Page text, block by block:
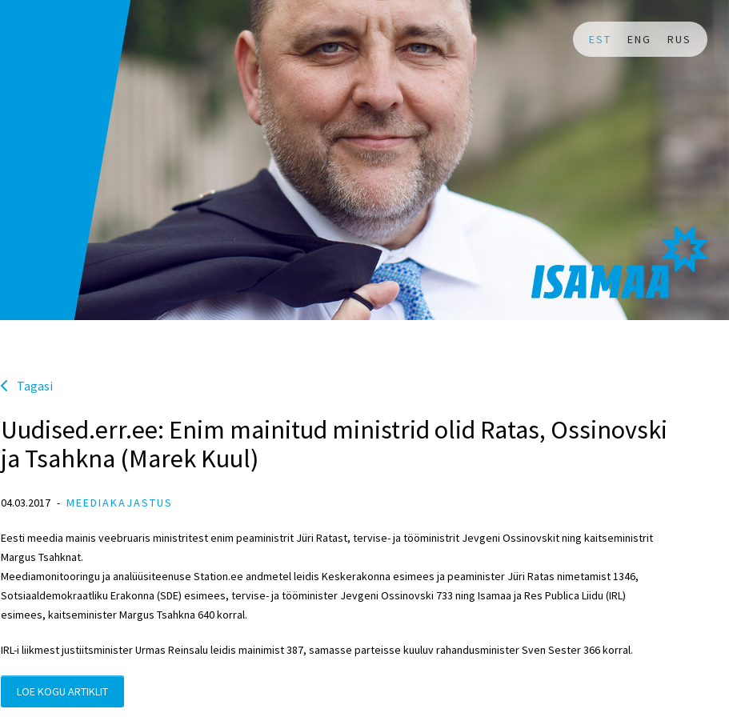
EST ENG RUS
Tagasi
Uudised.err.ee: Enim mainitud ministrid olid Ratas, Ossinovski
ja Tsahkna (Marek Kuul)
04.03.2017 MEEDIAKAJASTUS
Eesti meedia mainis veebruaris ministritest enim peaministrit Jüri Ratast, tervise- ja tööministrit Jevgeni Ossinovskit ning kaitseministrit
Margus Tsahknat.
Meediamonitooringu ja analüüsiteenuse Station.ee andmetel leidis Keskerakonna esimees ja peaminister Jüri Ratas nimetamist 1346,
Sotsiaaldemokraatliku Erakonna (SDE) esimees, tervise- ja tööminister Jevgeni Ossinovski 733 ning Isamaa ja Res Publica Liidu (IRL)
esimees, kaitseminister Margus Tsahkna 640 korral.
IRL-i liikmest justiitsminister Urmas Reinsalu leidis mainimist 387, samasse parteisse kuuluv rahandusminister Sven Sester 366 korral.
LOE KOGU ARTIKLIT